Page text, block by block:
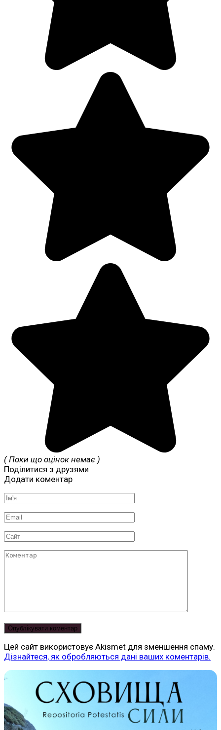
( Поки що оцінок немає )
Поділитися з друзями
Додати коментар
Ім'я
*
Email
*
Сайт
Коментар
Цей сайт використовує Akismet для зменшення спаму.
Дізнайтеся, як обробляються дані ваших коментарів.